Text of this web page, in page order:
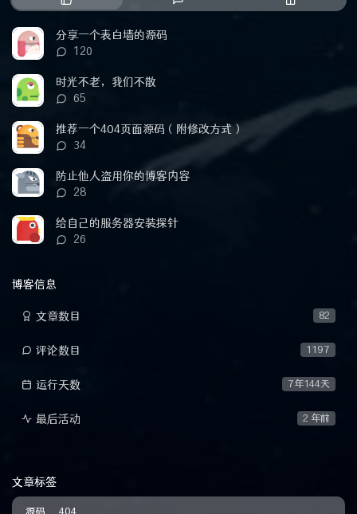
门
文
章
新
机
分享一个表白墙的源码
评
数：
120
时光不老，我们不散
评
数：
65
推荐一个404页面源码（附修改方式）
评
数：
34
防止他人盗用你的博客内容
评
数：
28
给自己的服务器安装探针
评
26
博客信息
82
文章数目
1197
评论数目
7年144天
运行天数
2 年前
最后活动
文章标签
源码 404